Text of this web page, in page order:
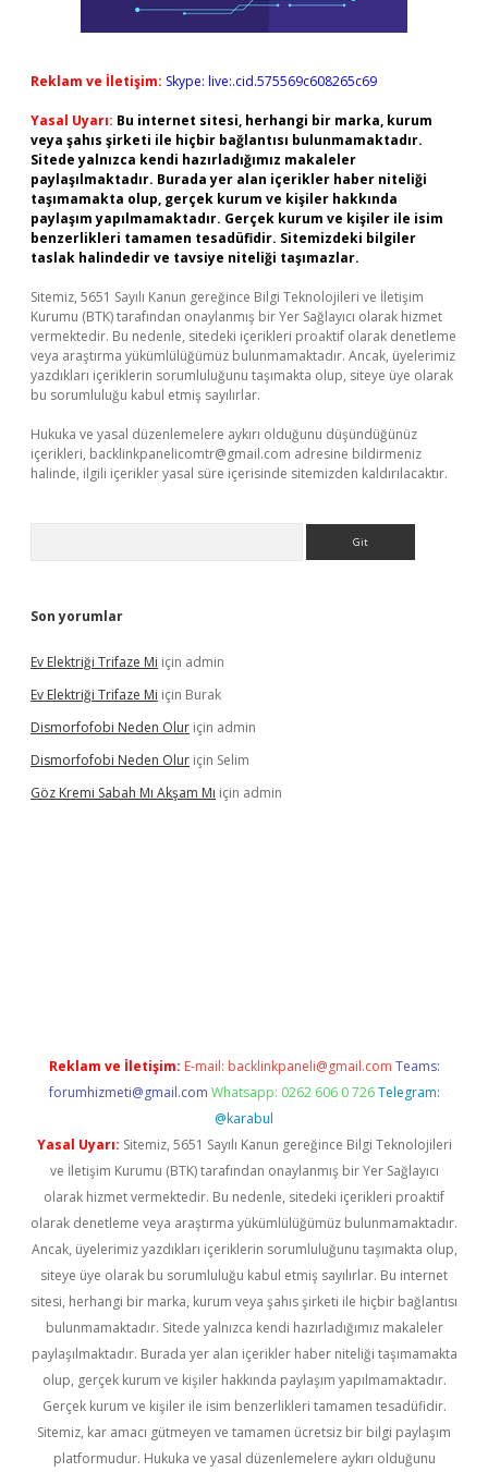
Reklam ve İletişim: Skype: live:.cid.575569c608265c69
Yasal Uyarı: Bu internet sitesi, herhangi bir marka, kurum
veya şahıs şirketi ile hiçbir bağlantısı bulunmamaktadır.
Sitede yalnızca kendi hazırladığımız makaleler
paylaşılmaktadır. Burada yer alan içerikler haber niteliği
taşımamakta olup, gerçek kurum ve kişiler hakkında
paylaşım yapılmamaktadır. Gerçek kurum ve kişiler ile isim
benzerlikleri tamamen tesadüfidir. Sitemizdeki bilgiler
taslak halindedir ve tavsiye niteliği taşımazlar.
Sitemiz, 5651 Sayılı Kanun gereğince Bilgi Teknolojileri ve İletişim
Kurumu (BTK) tarafından onaylanmış bir Yer Sağlayıcı olarak hizmet
vermektedir. Bu nedenle, sitedeki içerikleri proaktif olarak denetleme
veya araştırma yükümlülüğümüz bulunmamaktadır. Ancak, üyelerimiz
yazdıkları içeriklerin sorumluluğunu taşımakta olup, siteye üye olarak
bu sorumluluğu kabul etmiş sayılırlar.
Hukuka ve yasal düzenlemelere aykırı olduğunu düşündüğünüz
içerikleri, backlinkpanelicomtr@gmail.com adresine bildirmeniz
halinde, ilgili içerikler yasal süre içerisinde sitemizden kaldırılacaktır.
Son yorumlar
Ev Elektriği Trifaze Mi için admin
Ev Elektriği Trifaze Mi için Burak
Dismorfofobi Neden Olur için admin
Dismorfofobi Neden Olur için Selim
Göz Kremi Sabah Mı Akşam Mı için admin
Reklam ve İletişim: E-mail: backlinkpaneli@gmail.com Teams:
forumhizmeti@gmail.com Whatsapp: 0262 606 0 726 Telegram:
@karabul
Yasal Uyarı: Sitemiz, 5651 Sayılı Kanun gereğince Bilgi Teknolojileri
ve İletişim Kurumu (BTK) tarafından onaylanmış bir Yer Sağlayıcı
olarak hizmet vermektedir. Bu nedenle, sitedeki içerikleri proaktif
olarak denetleme veya araştırma yükümlülüğümüz bulunmamaktadır.
Ancak, üyelerimiz yazdıkları içeriklerin sorumluluğunu taşımakta olup,
siteye üye olarak bu sorumluluğu kabul etmiş sayılırlar. Bu internet
sitesi, herhangi bir marka, kurum veya şahıs şirketi ile hiçbir bağlantısı
bulunmamaktadır. Sitede yalnızca kendi hazırladığımız makaleler
paylaşılmaktadır. Burada yer alan içerikler haber niteliği taşımamakta
olup, gerçek kurum ve kişiler hakkında paylaşım yapılmamaktadır.
Gerçek kurum ve kişiler ile isim benzerlikleri tamamen tesadüfidir.
Sitemiz, kar amacı gütmeyen ve tamamen ücretsiz bir bilgi paylaşım
platformudur. Hukuka ve yasal düzenlemelere aykırı olduğunu